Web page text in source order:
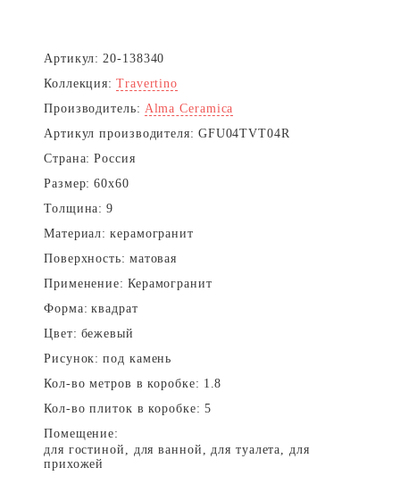
Артикул: 20-138340
Коллекция: Travertino
Производитель: Alma Ceramica
Артикул производителя: GFU04TVT04R
Страна: Россия
Размер: 60x60
Толщина: 9
Материал: керамогранит
Поверхность: матовая
Применение: Керамогранит
Форма: квадрат
Цвет: бежевый
Рисунок: под камень
Кол-во метров в коробке: 1.8
Кол-во плиток в коробке: 5
Помещение:
для гостиной, для ванной, для туалета, для
прихожей